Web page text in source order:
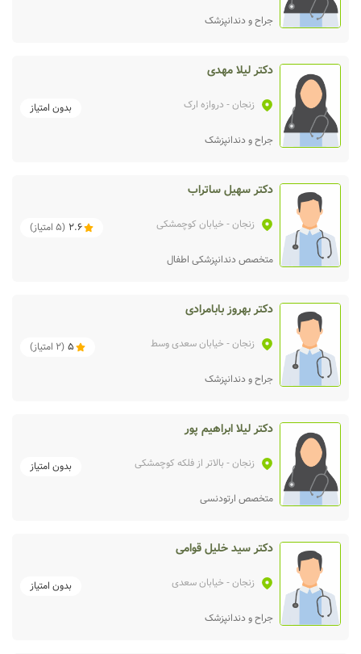
جراح و دندانپزشک
دکتر لیلا مهدی
زنجان- دروازه ارک بدون امتیاز
جراح و دندانپزشک
دکتر سهیل ساتراب
زنجان- خیابان کوچمشکی 2.6
(
5 امتیاز)
متخصص دندانپزشکی اطفال
دکتر بهروز بابامرادی
زنجان- خیابان سعدی وسط 5
(
2 امتیاز)
جراح و دندانپزشک
دکتر لیلا ابراهیم پور
زنجان- بالاتر از فلکه کوچمشکی بدون امتیاز
متخصص ارتودنسی
دکتر سید خلیل قوامی
زنجان- خیابان سعدی بدون امتیاز
جراح و دندانپزشک